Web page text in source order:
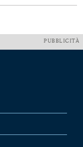
PUBBLICITÀ